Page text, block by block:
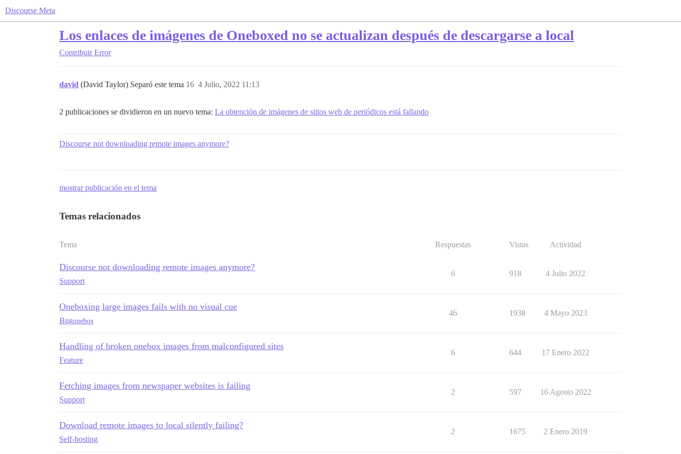
Discourse Meta
Los enlaces de imágenes de Oneboxed no se actualizan después de descargarse a local
Contribuir Error
david (David Taylor) Separó este tema 4 Julio, 2022 11:13
16
2 publicaciones se dividieron en un nuevo tema: La obtención de imágenes de sitios web de periódicos está fallando
Discourse not downloading remote images anymore?
mostrar publicación en el tema
Temas relacionados
Tema Respuestas Vistas Actividad
Discourse not downloading remote images anymore?
Support
6 918 4 Julio 2022
Oneboxing large images fails with no visual cue
Bugonebox
46 1938 4 Mayo 2023
Handling of broken onebox images from malconfigured sites
Feature
6 644 17 Enero 2022
Fetching images from newspaper websites is failing
Support
2 597 16 Agosto 2022
Download remote images to local silently failing?
Self-hosting
2 1675 2 Enero 2019